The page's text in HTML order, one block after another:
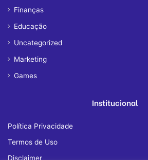
Finanças
Educação
Uncategorized
Marketing
Games
Institucional
Política Privacidade
Termos de Uso
Disclaimer